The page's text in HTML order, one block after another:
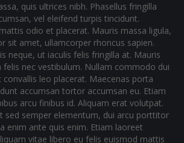
quis ultrices nibh. Phasellus fringilla
vel eleifend turpis tincidunt.
odio et placerat. Mauris massa ligula,
sit amet, ullamcorper rhoncus sapien.
neque, ut iaculis felis fringilla at. Mauris
nec vestibulum. Nullam commodo dui
convallis leo placerat. Maecenas porta
accumsan tortor accumsan eu. Etiam
arcu finibus id. Aliquam erat volutpat.
sed semper elementum, dui arcu porttitor
enim ante quis enim. Etiam laoreet
vitae libero eu felis euismod mattis